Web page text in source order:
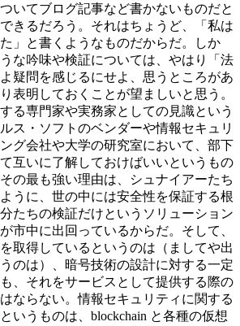
いてブログ記事など書かないものだと
きるだろう。それはちょうど、「私は
」と書くようなものだからだ。しか
な吟味や検証については、やはり「法
疑問を感じるにせよ、思うところがあ
表明しておくことが望ましいと思う。
る専門家や実務家としての見識という
ス・ソフトのベンダーや情報セキュリ
グ会社や大学の研究室において、部下
互いに了解しておけばいいというもの
の最も強い理由は、シュナイアーたち
うに、世の中には安全性を保証する根
たちの検証だけというソリューション
市中に出回っているからだ。そして、
取得しているというのは（ましてや出
のは）、暗号技術の設計に対する一定
、それをサービスとして提供する際の
ならない。情報セキュリティに関する
いうものは、blockchain と各種の仮想